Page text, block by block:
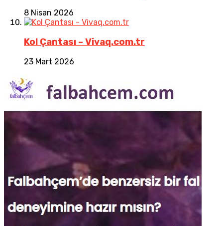
8 Nisan 2026
Kol Çantası – Vivaq.com.tr
23 Mart 2026